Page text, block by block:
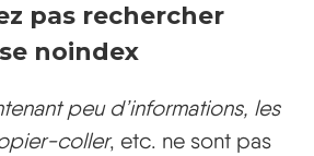
pas rechercher
noindex
peu d’informations, les
coller, etc. ne sont pas